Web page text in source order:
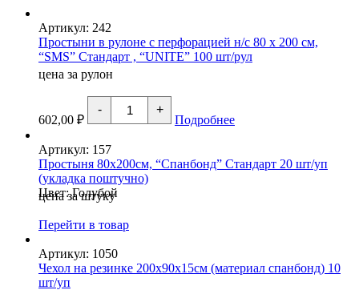
Артикул: 242
Простыни в рулоне с перфорацией н/с 80 х 200 см,
“SMS” Стандарт , “UNITE” 100 шт/рул
цена за рулон
602,00 ₽
-
Количество
товара
Простыни
с
перфорацией
н/
с
х
см,
"SMS"
+
Подробнее
Артикул: 157
Простыня 80х200см, “Спанбонд” Стандарт 20 шт/уп
(укладка поштучно)
Цвет: Голубой
цена за штуку
Перейти в товар
Артикул: 1050
Чехол на резинке 200х90х15см (материал спанбонд) 10
шт/уп